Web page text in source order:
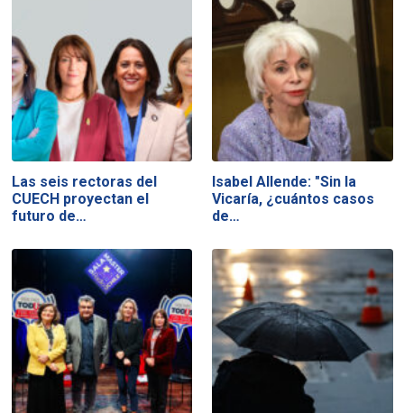
Las seis rectoras del
CUECH proyectan el
futuro de…
Isabel Allende: "Sin la
Vicaría, ¿cuántos casos
de…